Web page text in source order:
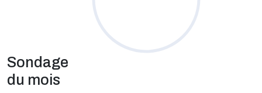
Sondage
du mois